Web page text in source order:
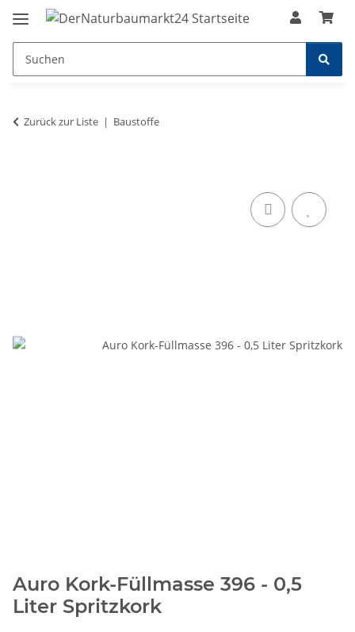
Zurück zur Liste Baustoffe
Auro Kork-Füllmasse 396 - 0,5
Liter Spritzkork